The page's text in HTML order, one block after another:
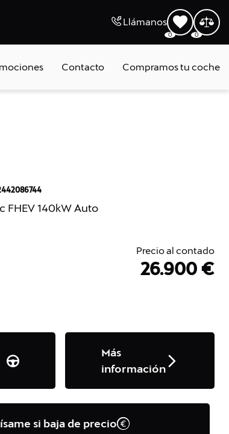
Llámanos
0 0
Contacto Compramos tu coche
FHEV 140kW Auto
Precio al contado
26.900 €
Más
información
si baja de precio